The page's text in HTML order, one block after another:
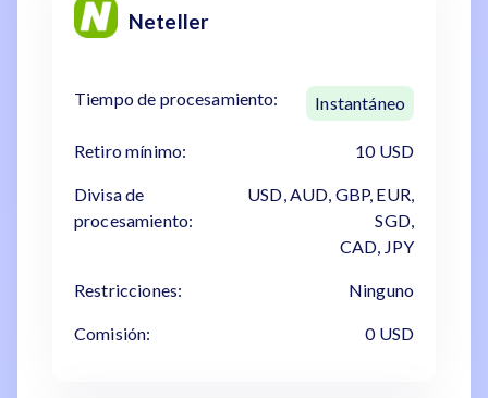
Neteller
Tiempo de procesamiento: Instantáneo
Retiro mínimo: 10 USD
Divisa de
procesamiento:
USD, AUD, GBP, EUR,
SGD,
CAD, JPY
Restricciones: Ninguno
Comisión: 0 USD